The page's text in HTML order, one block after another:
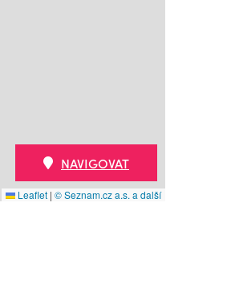
Leaflet | © Seznam.cz a.s. a další
NAVIGOVAT